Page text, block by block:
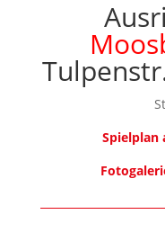
Spielplan